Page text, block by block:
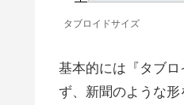
タブロイドサイズ
基本的には『タブ
ず、新聞のような